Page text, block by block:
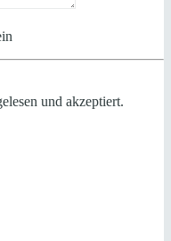
und akzeptiert.